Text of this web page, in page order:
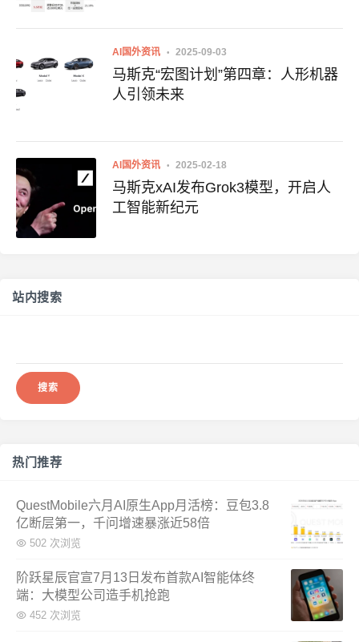
AI国外资讯 2025-09-03
马斯克“宏图计划”第四章：人形机器
人引领未来
AI国外资讯 2025-02-18
马斯克xAI发布Grok3模型，开启人
工智能新纪元
站内搜索
热门推荐
QuestMobile六月AI原生App月活榜：豆包3.8
亿断层第一，千问增速暴涨近58倍
502 次浏览
阶跃星辰官宣7月13日发布首款AI智能体终
端：大模型公司造手机抢跑
452 次浏览